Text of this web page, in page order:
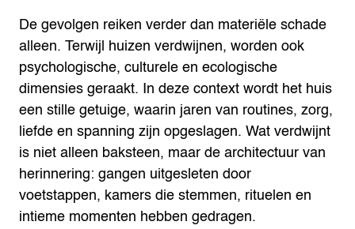
De gevolgen reiken verder dan materiële schade
alleen. Terwijl huizen verdwijnen, worden ook
psychologische, culturele en ecologische
dimensies geraakt. In deze context wordt het huis
een stille getuige, waarin jaren van routines, zorg,
liefde en spanning zijn opgeslagen. Wat verdwijnt
is niet alleen baksteen, maar de architectuur van
herinnering: gangen uitgesleten door
voetstappen, kamers die stemmen, rituelen en
intieme momenten hebben gedragen.